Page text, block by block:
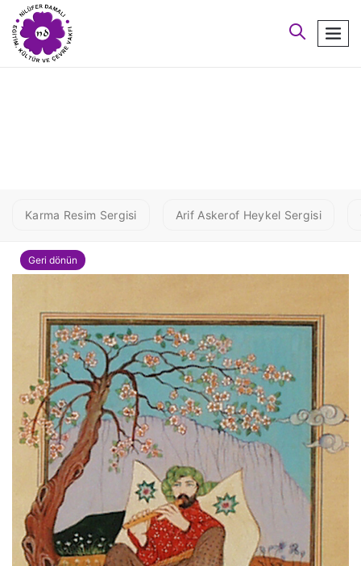
arayın
Karma Resim Sergisi Arif Askerof Heykel Sergisi
Geri dönün